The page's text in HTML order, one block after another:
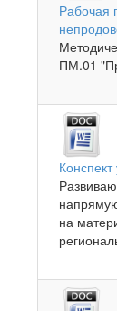
Рабочая
ПМ.01
на